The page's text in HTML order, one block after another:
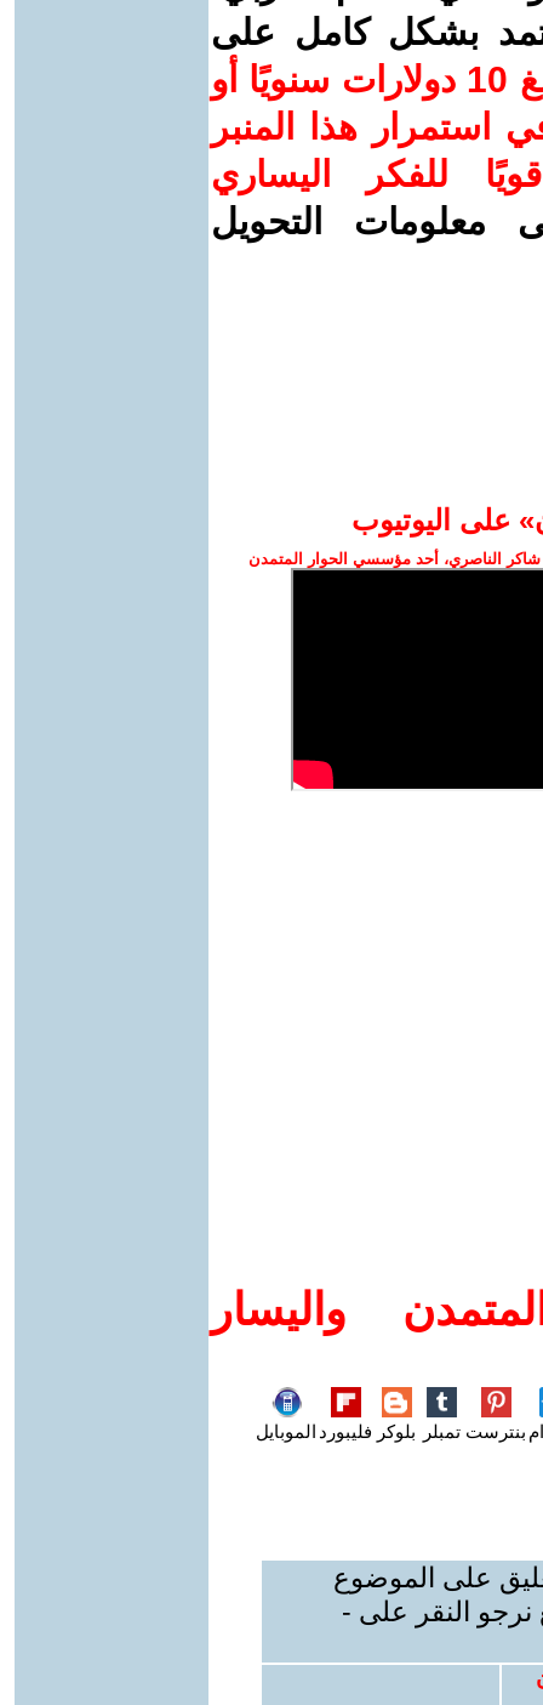
بشكل كامل على
ساهم/ي معنا! بدعمكم بمبلغ 10 دولارات سنويًا أو
استمرار هذا المنبر
للفكر اليساري
معلومات التحويل
على اليوتيوب
الناصري، أحد مؤسسي الحوار المتمدن
واليسار
بنترست تمبلر بلوكر فليبورد الموبايل
على الموضوع
نرجو النقر على -